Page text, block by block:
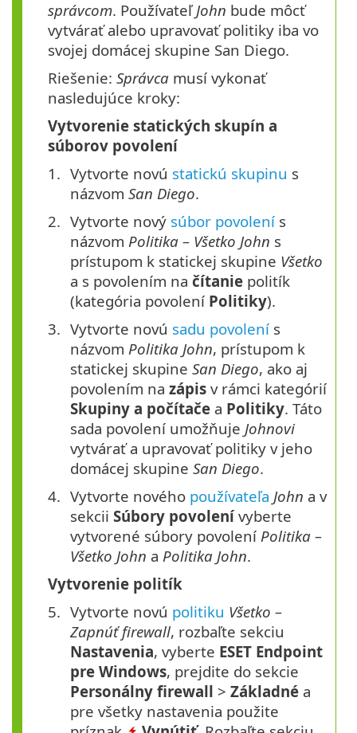
správcom. PoužívateľJohn bude môcť
vytvárať alebo upravovať politiky iba vo
svojej domácej skupine San Diego.
Riešenie: Správca musí vykonať
nasledujúce kroky:
Vytvorenie statických skupín a
súborov povolení
Vytvorte novú statickú skupinu s
názvom San Diego.
Vytvorte nový súbor povolení s
názvom Politika – Všetko John s
prístupom k statickej skupine Všetko
a s povolením na čítanie politík
(kategória povolení Politiky).
Vytvorte novú sadu povolení s
názvom Politika John, prístupom k
statickej skupine San Diego, ako aj
povolením na zápis v rámci kategórií
Skupiny a počítače a Politiky. Táto
sada povolení umožňuje Johnovi
vytvárať a upravovať politiky v jeho
domácej skupine San Diego.
Vytvorte nového používateľa John a v
sekcii Súbory povolenívyberte
vytvorené súbory povolení Politika –
Všetko John a Politika John.
Vytvorenie politík
Vytvorte novú politiku Všetko –
Zapnúť firewall, rozbaľte sekciu
Nastavenia, vyberte ESET Endpoint
pre Windows, prejdite do sekcie
Personálny firewall > Základné a
pre všetky nastavenia použite